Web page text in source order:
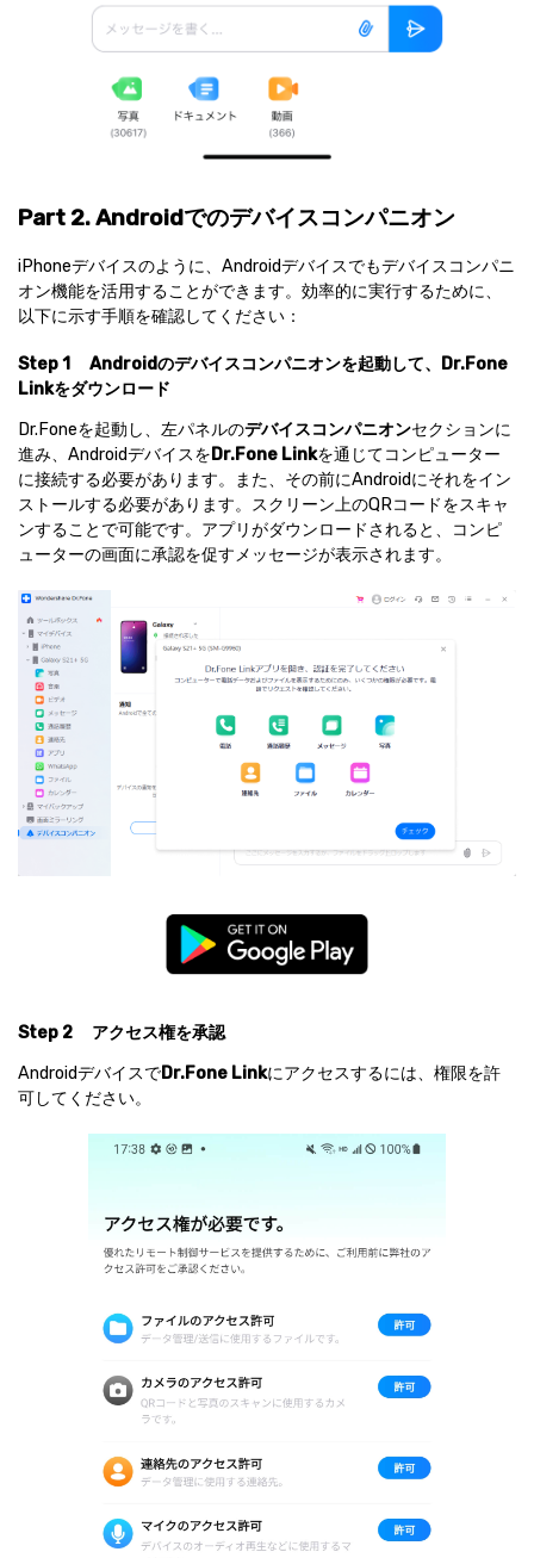
Part 2. Androidでのデバイスコンパニオン
iPhoneデバイスのように、Androidデバイスでもデバイスコンパニ
オン機能を活用することができます。効率的に実行するために、
以下に示す手順を確認してください：
Step 1
Androidのデバイスコンパニオンを起動して、Dr.Fone
Linkをダウンロード
Dr.Foneを起動し、左パネルのデバイスコンパニオンセクションに
進み、AndroidデバイスをDr.Fone Linkを通じてコンピューター
に接続する必要があります。また、その前にAndroidにそれをイン
ストールする必要があります。スクリーン上のQRコードをスキャ
ンすることで可能です。アプリがダウンロードされると、コンピ
ューターの画面に承認を促すメッセージが表示されます。
Step 2
アクセス権を承認
AndroidデバイスでDr.Fone Linkにアクセスするには、権限を許
可してください。